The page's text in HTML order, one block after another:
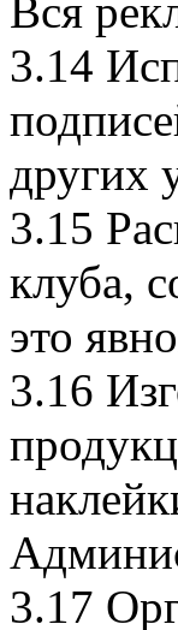
Вся
3.14
других
3.15
клуба,
это
3.16
3.17